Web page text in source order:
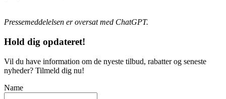
Pressemeddelelsen er oversat med ChatGPT.
Hold dig opdateret!
Vil du have information om de nyeste tilbud, rabatter og seneste
nyheder? Tilmeld dig nu!
Name